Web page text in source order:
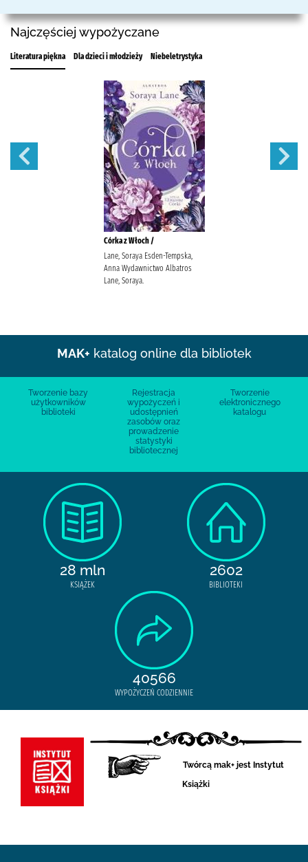
Najczęściej wypożyczane
Literatura piękna Dla dzieci i młodzieży Niebeletrystyka
Córka z Włoch /
Lane, Soraya Esden-Tempska,
Anna Wydawnictwo Albatros
Lane, Soraya.
MAK+ katalog online dla bibliotek
Tworzenie bazy
użytkowników
biblioteki
Rejestracja
wypożyczeń i
udostępnień
zasobów oraz
prowadzenie
statystyki
bibliotecznej
Tworzenie
elektronicznego
katalogu
28 mln
KSIĄŻEK
2602
BIBLIOTEKI
40566
WYPOŻYCZEŃ CODZIENNIE
Twórcą mak+ jest Instytut
Książki